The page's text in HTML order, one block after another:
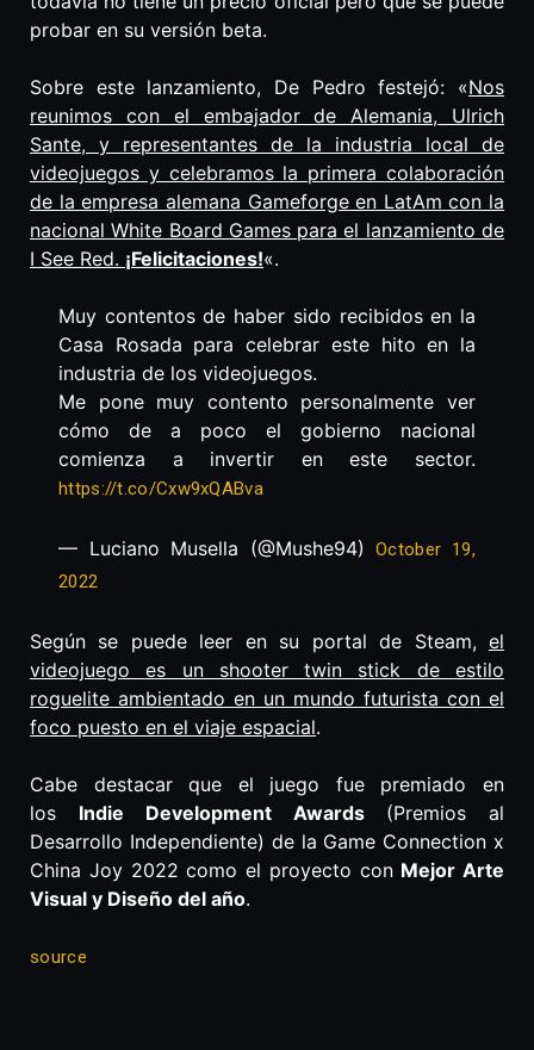
probar en su versión beta.
Sobre este lanzamiento, De Pedro festejó: «Nos
reunimos con el embajador de Alemania, Ulrich
Sante, y representantes de la industria local de
videojuegos y celebramos la primera colaboración
de la empresa alemana Gameforge en LatAm con la
nacional White Board Games para el lanzamiento de
I See Red. ¡Felicitaciones!«.
Muy contentos de haber sido recibidos en la
Casa Rosada para celebrar este hito en la
industria de los videojuegos.
Me pone muy contento personalmente ver
cómo de a poco el gobierno nacional
comienza a invertir en este sector.
https://t.co/Cxw9xQABva
— Luciano Musella (@Mushe94)October 19,
2022
Según se puede leer en su portal de Steam, el
videojuego es un shooter twin stick de estilo
roguelite ambientado en un mundo futurista con el
foco puesto en el viaje espacial.
Cabe destacar que el juego fue premiado en
los Indie Development Awards (Premios al
Desarrollo Independiente) de la Game Connection x
China Joy 2022 como el proyecto con Mejor Arte
Visual y Diseño del año.
source